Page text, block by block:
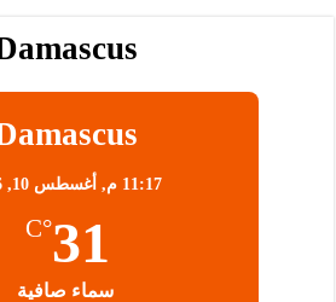
11:17 م, أغسطس 10, 2026
31
°C
سماء صافية